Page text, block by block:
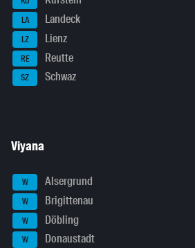
LA Landeck
LZ Lienz
RE Reutte
SZ Schwaz
Viyana
W Alsergrund
W Brigittenau
W Döbling
W Donaustadt